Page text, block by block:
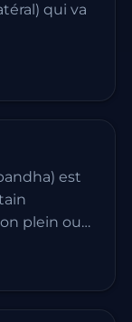
qui va
est
plein ou…